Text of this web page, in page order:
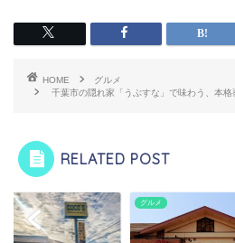
HOME
グルメ
千葉市の隠れ家「うぶすな」で味わう、本
RELATED POST
グルメ